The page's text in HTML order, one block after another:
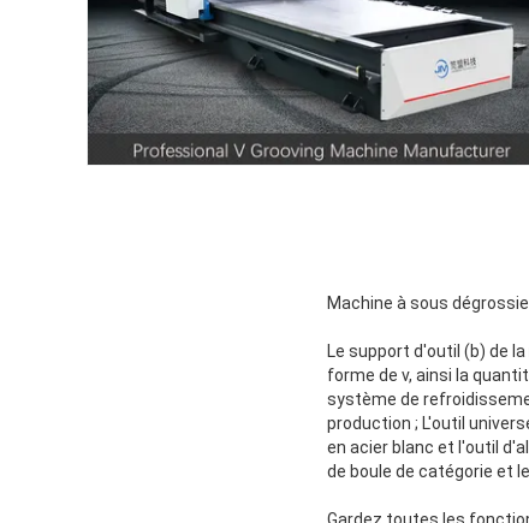
Machine à sous
Le support d'outil (b) de
forme de v, ainsi la
système de
production ; L'outil
en acier blanc et l'outil
de boule de catégorie et
Gardez toutes les